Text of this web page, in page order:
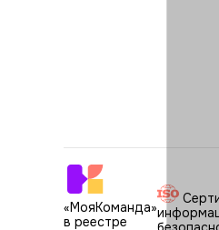
«МояКоманда»
в реестре